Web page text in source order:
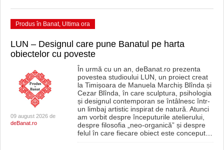
Produs în Banat, Ultima ora
LUN – Designul care pune Banatul pe harta
obiectelor cu poveste
09 august 2026 de
deBanat.ro
În urmă cu un an, deBanat.ro prezenta
povestea studioului LUN, un proiect creat
la Timișoara de Manuela Marchiș Blînda și
Cezar Blînda, în care sculptura, psihologia
și designul contemporan se întâlnesc într-
un limbaj artistic inspirat de natură. Atunci
am vorbit despre începuturile atelierului,
despre filosofia „neo-organică” și despre
felul în care fiecare obiect este conceput…